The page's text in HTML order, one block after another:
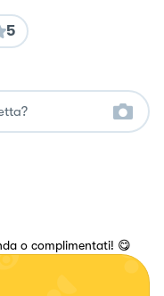
5
o complimentati! 😋